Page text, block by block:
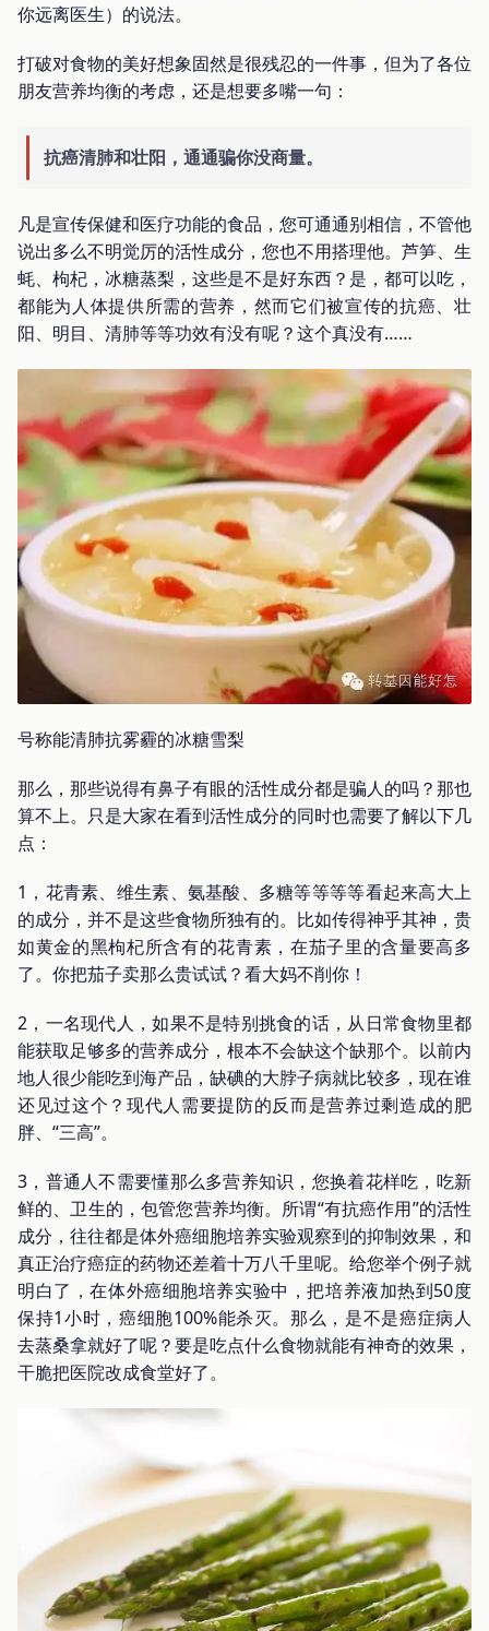
你远离医生）的说法。
打破对食物的美好想象固然是很残忍的一件事，但为了各位
朋友营养均衡的考虑，还是想要多嘴一句：
抗癌清肺和壮阳，通通骗你没商量。
凡是宣传保健和医疗功能的食品，您可通通别相信，不管他
说出多么不明觉厉的活性成分，您也不用搭理他。芦笋、生
蚝、枸杞，冰糖蒸梨，这些是不是好东西？是，都可以吃，
都能为人体提供所需的营养，然而它们被宣传的抗癌、壮
阳、明目、清肺等等功效有没有呢？这个真没有……
号称能清肺抗雾霾的冰糖雪梨
那么，那些说得有鼻子有眼的活性成分都是骗人的吗？那也
算不上。只是大家在看到活性成分的同时也需要了解以下几
点：
1，花青素、维生素、氨基酸、多糖等等等等看起来高大上
的成分，并不是这些食物所独有的。比如传得神乎其神，贵
如黄金的黑枸杞所含有的花青素，在茄子里的含量要高多
了。你把茄子卖那么贵试试？看大妈不削你！
2，一名现代人，如果不是特别挑食的话，从日常食物里都
能获取足够多的营养成分，根本不会缺这个缺那个。以前内
地人很少能吃到海产品，缺碘的大脖子病就比较多，现在谁
还见过这个？现代人需要提防的反而是营养过剩造成的肥
胖、“三高”。
3，普通人不需要懂那么多营养知识，您换着花样吃，吃新
鲜的、卫生的，包管您营养均衡。所谓“有抗癌作用”的活性
成分，往往都是体外癌细胞培养实验观察到的抑制效果，和
真正治疗癌症的药物还差着十万八千里呢。给您举个例子就
明白了，在体外癌细胞培养实验中，把培养液加热到50度
保持1小时，癌细胞100%能杀灭。那么，是不是癌症病人
去蒸桑拿就好了呢？要是吃点什么食物就能有神奇的效果，
干脆把医院改成食堂好了。